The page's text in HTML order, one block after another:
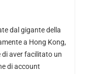
dal gigante della
a Hong Kong,
di aver facilitato un
di account